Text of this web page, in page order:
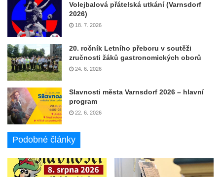
Volejbalová přátelská utkání (Varnsdorf
2026)
18. 7. 2026
20. ročník Letního přeboru v soutěži
zručnosti žáků gastronomických oborů
24. 6. 2026
Slavnosti města Varnsdorf 2026 – hlavní
program
22. 6. 2026
Podobné články